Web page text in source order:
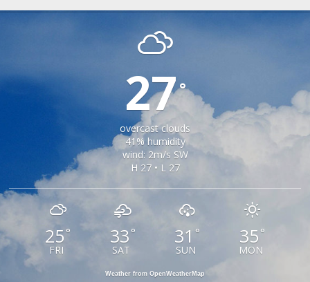
27°
overcast clouds
41% humidity
wind: 2m/s SW
H 27 • L 27
25 °
FRI
33 °
SAT
31 °
SUN
35 °
MON
Weather from OpenWeatherMap